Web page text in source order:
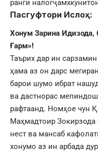
ранги
Пасгуфтори Ислоҳ:
Хонум Зарина Идизода,
Ғарм»!
Таърих дар ин
ҳама аз он дарс
барои шумо ибрат
ва дастнорас
рафтаанд. Номҳое чун
Маҳмадтоир Зокирзода
нест ва мансаб
хонумо аз ин арбада